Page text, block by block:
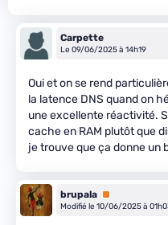
Carpette
Le 09/06/2025 à 14h19
Oui et on se rend
la latence DNS quand on
une excellente réactivité.
cache en RAM plutôt que
je trouve que ça donne un
brupala Premium
Modifié le 10/06/2025 à